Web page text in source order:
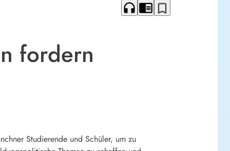
headphones chrome_reader_mode bookmark_border
fordern
Studierende und Schüler, um zu